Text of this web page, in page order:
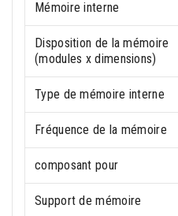
Mémoire interne
Disposition de la mémoire
(modules x dimensions)
Type de mémoire interne
Fréquence de la mémoire
composant pour
Support de mémoire